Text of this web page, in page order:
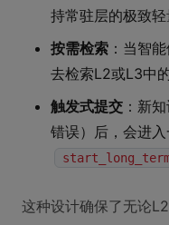
持常驻层的极致轻
按需检索 ：当智
去检索L2或L3中
触发式提交 ：新
错误）后，会进
这种设计确保了无论